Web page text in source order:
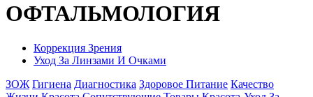
ОФТАЛЬМОЛОГИЯ
Коррекция Зрения
Уход За Линзами И Очками
ЗОЖ Гигиена Диагностика Здоровое Питание Качество